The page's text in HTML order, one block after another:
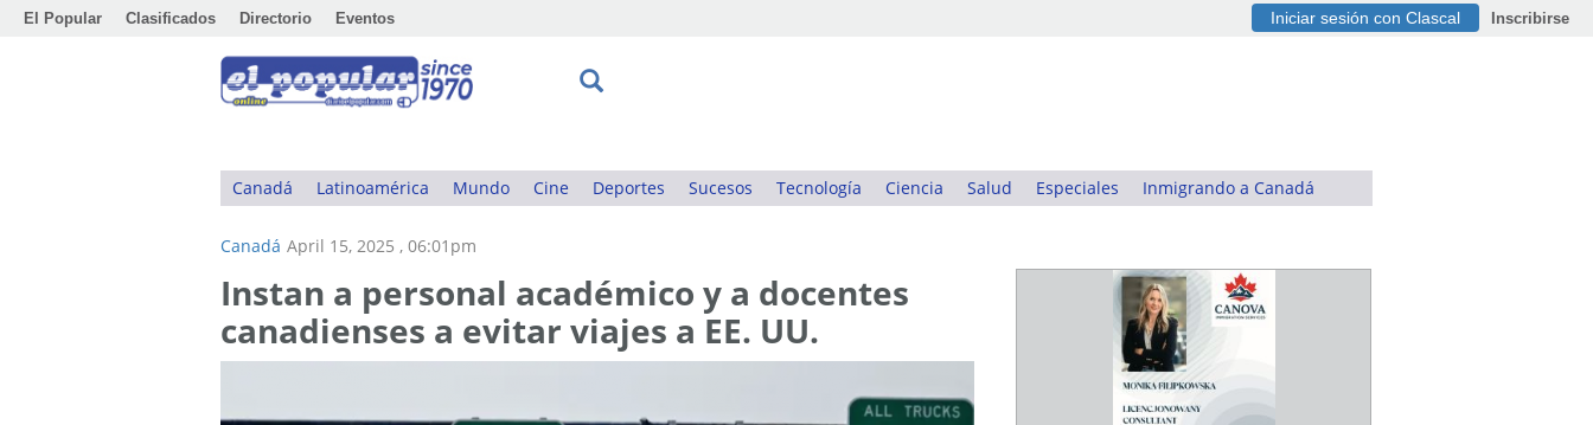
El Popular Clasificados Directorio Eventos Iniciar sesión con Clascal Inscribirse
Canadá Latinoamérica Mundo Cine Deportes Sucesos Tecnología Ciencia Salud Especiales Inmigrando a Canadá
Canadá April 15, 2025 , 06:01pm
Instan a personal académico y a docentes
canadienses a evitar viajes a EE. UU.